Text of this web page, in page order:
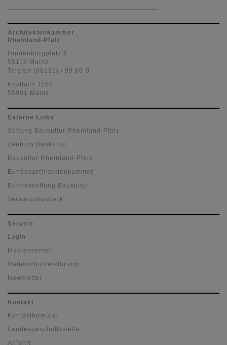
Architektenkammer
Rheinland-Pfalz
Hindenburgplatz 6
55118 Mainz
Telefon (06131) / 99 60-0
Postfach 1150
55001 Mainz
Externe Links
Stiftung Baukultur Rheinland-Pfalz
Zentrum Baukultur
Baukultur Rheinland-Pfalz
Bundesarchitektenkammer
Bundesstiftung Baukultur
Versorgungswerk
Service
Login
Mediencenter
Datenschutzerklärung
Newsletter
Kontakt
Kontaktformular
Landesgeschäftsstelle
Anfahrt